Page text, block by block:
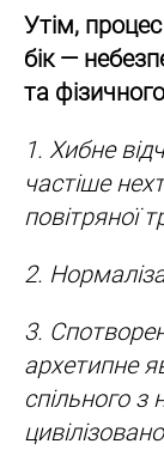
Утім,
бік —
та
1. Хибне
частіше
повітряної
2.
3.
архетипне
спільного